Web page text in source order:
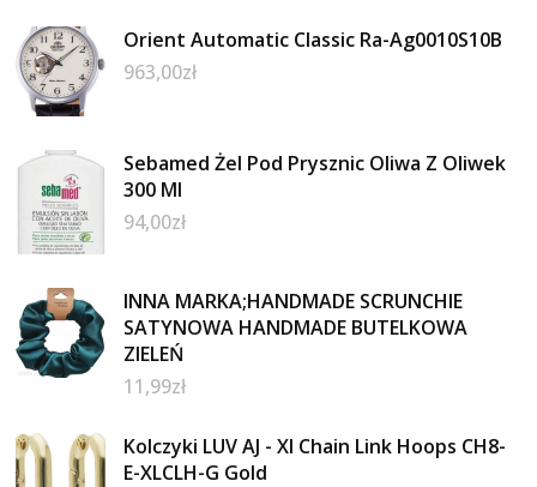
Orient Automatic Classic Ra-Ag0010S10B
963,00zł
Sebamed Żel Pod Prysznic Oliwa Z Oliwek
300 Ml
94,00zł
INNA MARKA;HANDMADE SCRUNCHIE
SATYNOWA HANDMADE BUTELKOWA
ZIELEŃ
11,99zł
Kolczyki LUV AJ - Xl Chain Link Hoops CH8-
E-XLCLH-G Gold